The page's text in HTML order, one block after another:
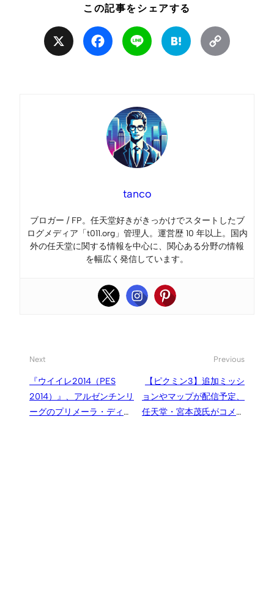
この記事をシェアする
Facebook Line Hatena
tanco
ブロガー / FP。任天堂好きがきっかけでスタートしたブ
ログメディア「t011.org」管理人。運営歴 10 年以上。国内
外の任天堂に関する情報を中心に、関心ある分野の情報
を幅広く発信しています。
Next
『ウイイレ2014（PES
2014）』、アルゼンチンリ
ーグのプリメーラ・ディビ
Previous
【ピクミン3】追加ミッシ
ョンやマップが配信予定、
任天堂・宮本茂氏がコメン